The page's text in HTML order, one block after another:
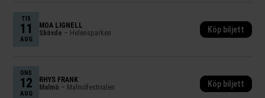
TIS
11
AUG
MOA LIGNELL
Skövde – Helensparken Köp biljett
ONS
12
AUG
RHYS FRANK
Malmö – Malmöfestivalen Köp biljett